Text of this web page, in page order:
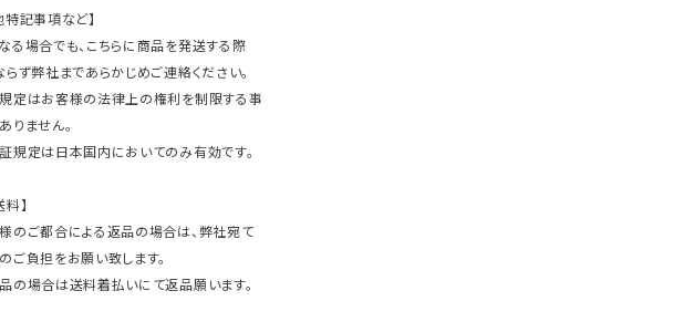
特記事項など】
る場合でも、こちらに商品を発送する際
らず弊社まであらかじめご連絡ください。
定はお客様の法律上の権利を制限する事
りません。
規定は日本国内においてのみ有効です。
料】
のご都合による返品の場合は、弊社宛て
ご負担をお願い致します。
の場合は送料着払いにて返品願います。